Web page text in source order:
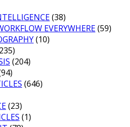
(38)
EVERYWHERE(59)
(10)
(204)
(646)
(23)
(1)